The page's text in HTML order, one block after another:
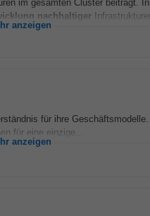
im gesamten Cluster beiträgt.
nachhaltiger
anzeigen
für ihre
für eine einzige...
anzeigen